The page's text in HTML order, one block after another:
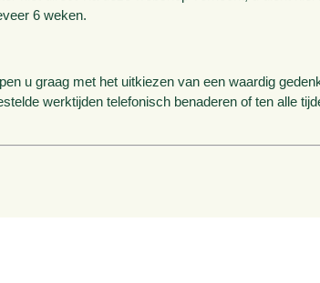
6 weken.
u graag met het uitkiezen van een waardig
werktijden telefonisch benaderen of ten alle